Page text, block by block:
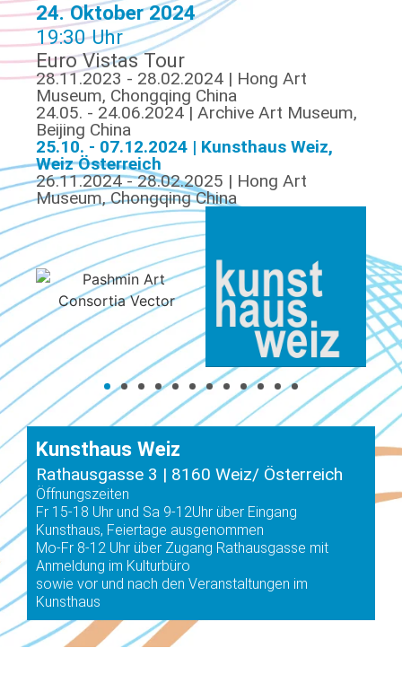
24. Oktober 2024
19:30 Uhr
Euro Vistas Tour
28.11.2023 - 28.02.2024 | Hong Art
Museum, Chongqing China
24.05. - 24.06.2024 | Archive Art Museum,
Beijing China
25.10. - 07.12.2024 | Kunsthaus Weiz,
Weiz Österreich
26.11.2024 - 28.02.2025 | Hong Art
Museum, Chongqing China
Kunsthaus Weiz
Rathausgasse 3 | 8160 Weiz/ Österreich
Öffnungszeiten
Fr 15-18 Uhr und Sa 9-12Uhr über Eingang
Kunsthaus, Feiertage ausgenommen
Mo-Fr 8-12 Uhr über Zugang Rathausgasse mit
Anmeldung im Kulturbüro
sowie vor und nach den Veranstaltungen im
Kunsthaus